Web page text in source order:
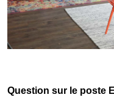
Question sur le poste